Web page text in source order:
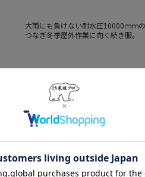
大雨にも負けない耐水圧10000ｍｍ
つなぎ冬季屋外作業に向く続き服。
防寒ツナギ太陽光熱エ